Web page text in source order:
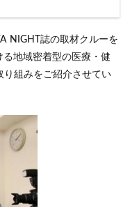
NIGHT誌の取材クルーを
地域密着型の医療・健
り組みをご紹介させてい